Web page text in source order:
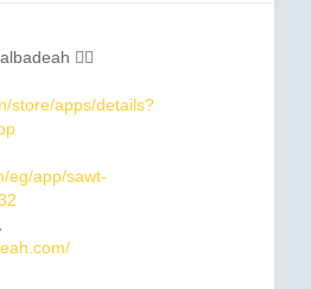
👇🏼
store/apps/details?
eg/app/sawt-